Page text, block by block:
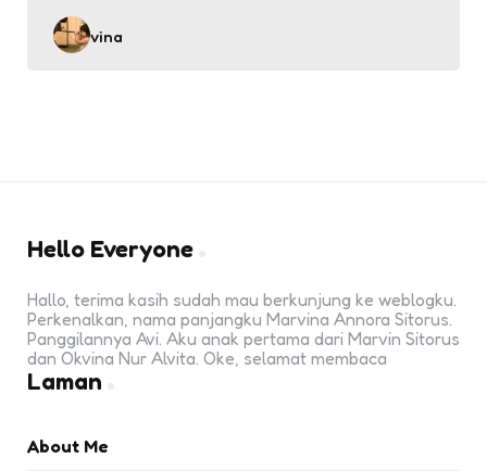
Posted
vina
Hello Everyone
Hallo, terima kasih sudah mau berkunjung ke weblogku.
Perkenalkan, nama panjangku Marvina Annora Sitorus.
Panggilannya Avi. Aku anak pertama dari Marvin Sitorus
dan Okvina Nur Alvita. Oke, selamat membaca
Laman
About Me